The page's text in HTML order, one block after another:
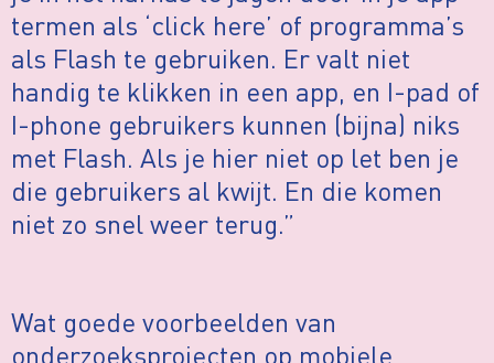
termen als ‘click here’ of programma’s
als Flash te gebruiken. Er valt niet
handig te klikken in een app, en I-pad of
I-phone gebruikers kunnen (bijna) niks
met Flash. Als je hier niet op let ben je
die gebruikers al kwijt. En die komen
niet zo snel weer terug.”
Wat goede voorbeelden van
onderzoeksprojecten op mobiele